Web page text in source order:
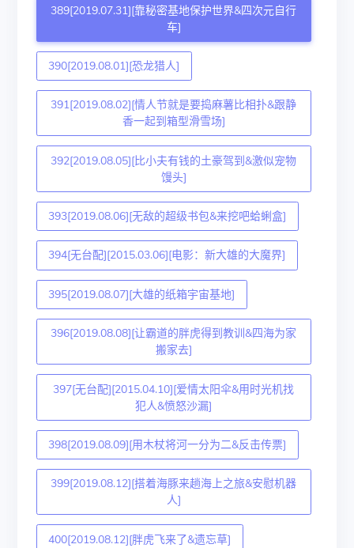
389[2019.07.31][靠秘密基地保护世界&四次元自行
车]
390[2019.08.01][恐龙猎人]
391[2019.08.02][情人节就是要捣麻薯比相扑&跟静
香一起到箱型滑雪场]
392[2019.08.05][比小夫有钱的土豪驾到&激似宠物
馒头]
393[2019.08.06][无敌的超级书包&来挖吧蛤蜊盒]
394[无台配][2015.03.06][电影：新大雄的大魔界]
395[2019.08.07][大雄的纸箱宇宙基地]
396[2019.08.08][让霸道的胖虎得到教训&四海为家
搬家去]
397[无台配][2015.04.10][爱情太阳伞&用时光机找
犯人&愤怒沙漏]
398[2019.08.09][用木杖将河一分为二&反击传票]
399[2019.08.12][搭着海豚来趟海上之旅&安慰机器
人]
400[2019.08.12][胖虎飞来了&遗忘草]